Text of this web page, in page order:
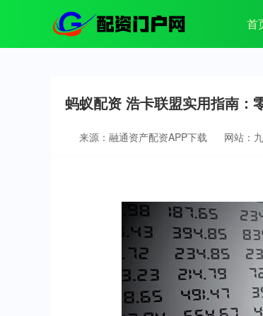
首
蚂蚁配资 浩卡联盟实用指南：
来源：融通资产配资APP下载 网站：